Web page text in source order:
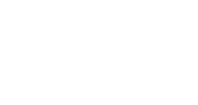
da receita
Compartilhe